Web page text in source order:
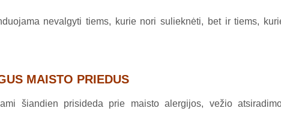
nevalgyti tiems, kurie nori sulieknėti, bet ir tiems,
MAISTO PRIEDUS
šiandien prisideda prie maisto alergijos, vežio